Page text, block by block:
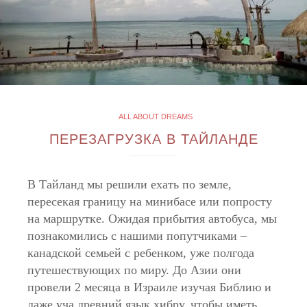
ALL ABOUT DREAMS
ПЕРЕЗАГРУЗКА В ТАЙЛАНДЕ
В Тайланд мы решили ехать по земле,
пересекая границу на минибасе или попросту
на маршрутке. Ожидая прибытия автобуса, мы
познакомились с нашими попутчиками –
канадской семьей с ребенком, уже полгода
путешествующих по миру. До Азии они
провели 2 месяца в Израиле изучая Библию и
даже уча древний язык хибру, чтобы иметь